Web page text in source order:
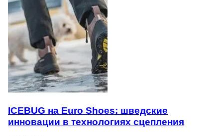
ICEBUG на Euro Shoes: шведские
инновации в технологиях сцепления